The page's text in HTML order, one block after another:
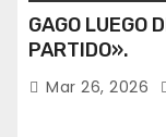
GAGO LUEGO
PARTIDO».
Mar 26, 2026